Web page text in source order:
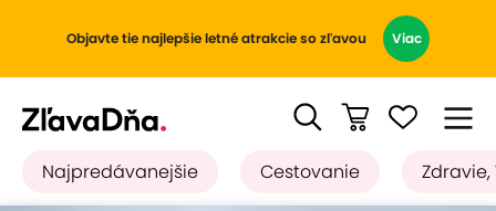
Objavte tie najlepšie letné atrakcie so zľavou Viac
Najpredávanejšie Cestovanie Zdravie,